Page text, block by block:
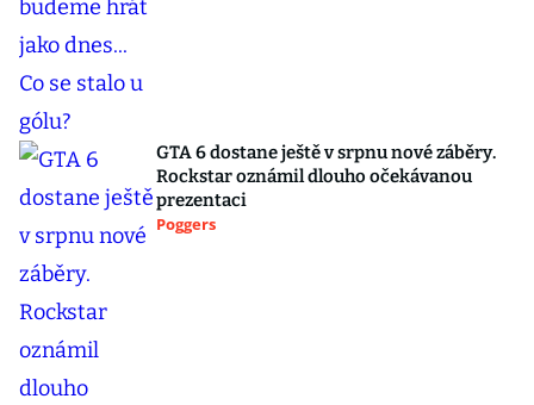
GTA 6 dostane ještě v srpnu nové záběry.
Rockstar oznámil dlouho očekávanou
prezentaci
Poggers